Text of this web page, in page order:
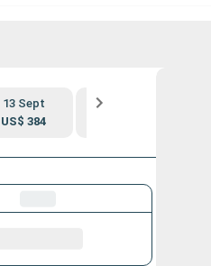
13 Sept
US$ 384